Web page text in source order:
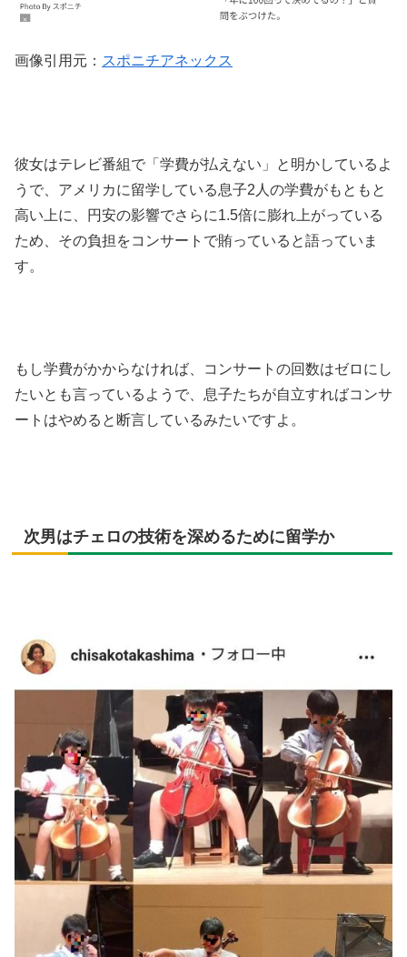
画像引用元： スポニチアネックス
彼女はテレビ番組で「学費が払えない」と明かしているよ
うで、アメリカに留学している息子2人の学費がもともと
高い上に、円安の影響でさらに1.5倍に膨れ上がっている
ため、その負担をコンサートで賄っていると語っていま
す。
もし学費がかからなければ、コンサートの回数はゼロにし
たいとも言っているようで、息子たちが自立すればコンサ
ートはやめると断言しているみたいですよ。
次男はチェロの技術を深めるために留学か